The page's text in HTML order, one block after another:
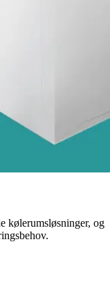
kølerumsløsninger, og